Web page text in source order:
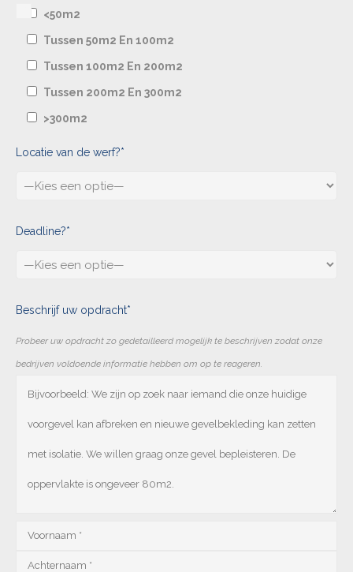
<50m2
Tussen 50m2 En 100m2
Tussen 100m2 En 200m2
Tussen 200m2 En 300m2
>300m2
Locatie van de werf?*
Deadline?*
Beschrijf uw opdracht*
Probeer uw opdracht zo gedetailleerd mogelijk te beschrijven zodat onze
bedrijven voldoende informatie hebben om op te reageren.